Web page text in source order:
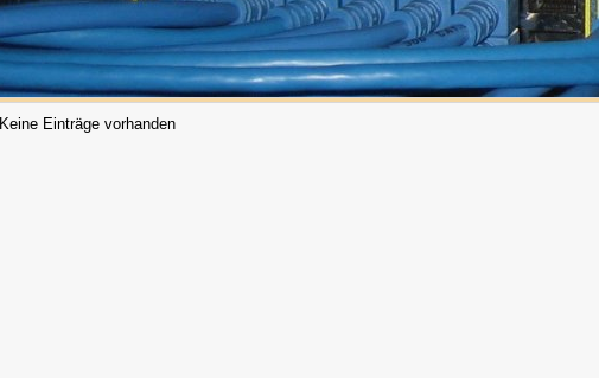
Keine Einträge vorhanden